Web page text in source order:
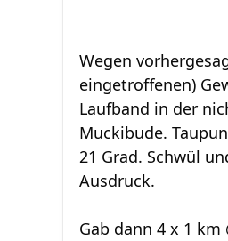
Wegen
eingetroffenen)
Laufband in der
Muckibude.
21 Grad. Schwül
Ausdruck.
Gab dann 4 x 1 km